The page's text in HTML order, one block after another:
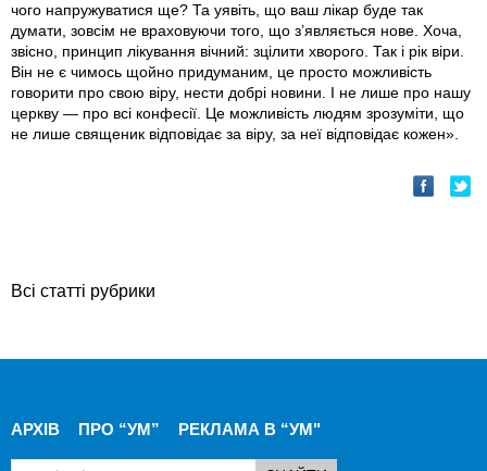
чого напружуватися ще? Та уявіть, що ваш лікар буде так
думати, зовсім не враховуючи того, що з’являється нове. Хоча,
звісно, принцип лікування вічний: зцілити хворого. Так і рік віри.
Він не є чимось щойно придуманим, це просто можливість
говорити про свою віру, нести добрі новини. І не лише про нашу
церкву — про всі конфесії. Це можливість людям зрозуміти, що
не лише священик відповідає за віру, за неї відповідає кожен».
Всі статті рубрики
АРХІВ ПРО “УМ” РЕКЛАМА В “УМ"